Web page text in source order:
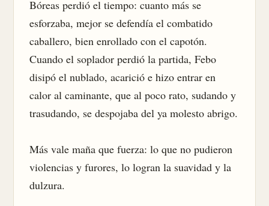
Bóreas perdió el tiempo: cuanto más se
esforzaba, mejor se defendía el combatido
caballero, bien enrollado con el capotón.
Cuando el soplador perdió la partida, Febo
disipó el nublado, acarició e hizo entrar en
calor al caminante, que al poco rato, sudando y
trasudando, se despojaba del ya molesto abrigo.
Más vale maña que fuerza: lo que no pudieron
violencias y furores, lo logran la suavidad y la
dulzura.